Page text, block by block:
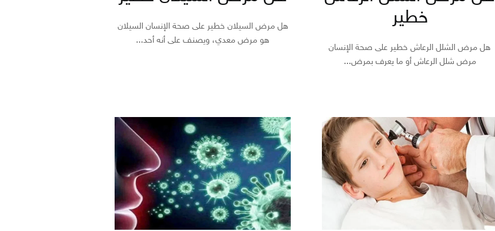
خطير
هل مرض الشلل الرعاش خطير على صحة الإنسان
مرض شلل الرعاش أو ما يعرف بمرض...
هل مرض السيلان خطير على صحة الإنسان السيلان
هو مرض معدي، ويصنف على أنه أحد...